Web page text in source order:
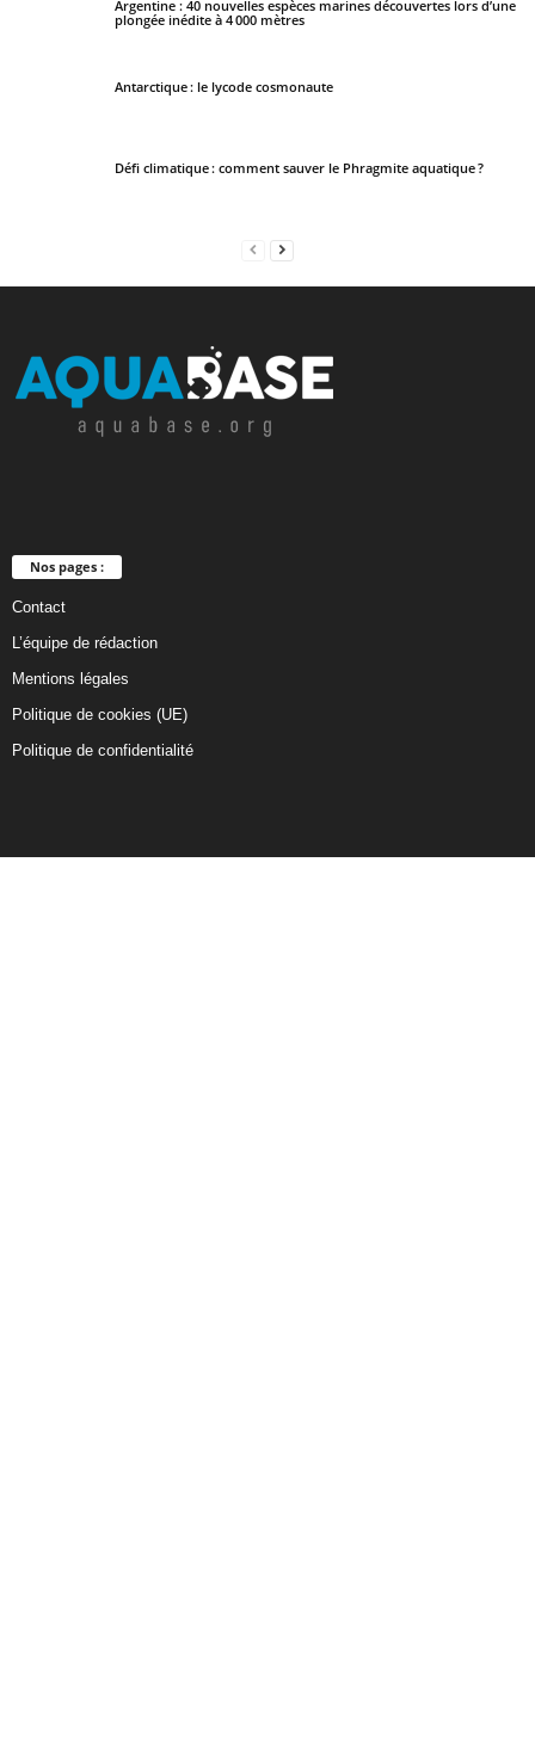
Argentine : 40 nouvelles espèces marines découvertes lors d’une
plongée inédite à 4 000 mètres
Antarctique : le lycode cosmonaute
Défi climatique : comment sauver le Phragmite aquatique ?
Nos pages :
Contact
L’équipe de rédaction
Mentions légales
Politique de cookies (UE)
Politique de confidentialité